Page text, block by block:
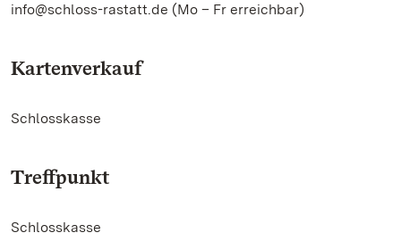
info@schloss-rastatt.de (Mo – Fr erreichbar)
Kartenverkauf
Schlosskasse
Treffpunkt
Schlosskasse